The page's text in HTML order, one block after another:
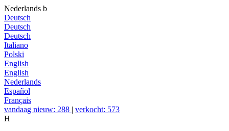
Nederlands b
Deutsch
Deutsch
Deutsch
Italiano
Polski
English
English
Nederlands
Español
Français
vandaag nieuw: 288 | verkocht: 573
H